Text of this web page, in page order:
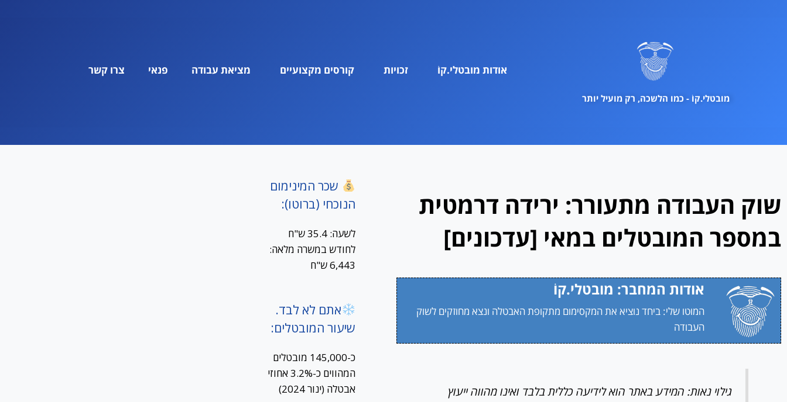
מובטלי.קוֹ - כמו הלשכה, רק מועיל יותר
אודות מובטלי.קוֹ זכויות קורסים מקצועיים מציאת עבודה פנאי צרו קשר
שוק העבודה מתעורר: ירידה דרמטית
במספר המובטלים במאי [עדכונים]
אודות המחבר: מובטלי.קוֹ
המוטו שלי: ביחד נוציא את המקסימום מתקופת האבטלה ונצא מחוזקים לשוק
העבודה
גילוי נאות: המידע באתר הוא לידיעה כללית בלבד ואינו מהווה ייעוץ
שכר המינימום
הנוכחי (ברוטו):
לשעה: 35.4 ש"ח
לחודש במשרה מלאה:
6,443 ש"ח
אתם לא לבד.
שיעור המובטלים:
כ-145,000 מובטלים
המהווים כ-3.2% אחוזי
אבטלה (ינור 2024)